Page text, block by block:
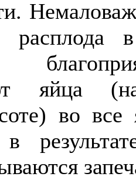
расплода
яйца
во все
в